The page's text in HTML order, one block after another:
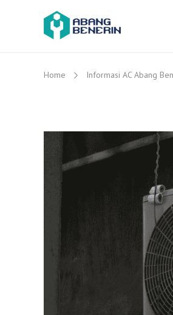
Home Informasi AC Abang